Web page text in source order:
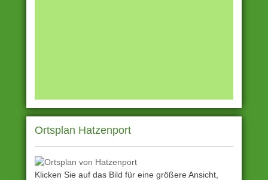
Ortsplan Hatzenport
Klicken Sie auf das Bild für eine größere Ansicht,